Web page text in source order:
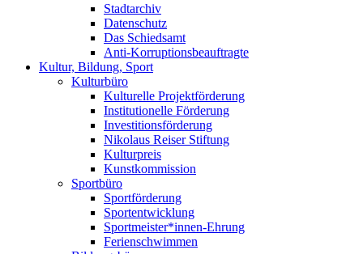
Stadtarchiv
Datenschutz
Das Schiedsamt
Anti-Korruptionsbeauftragte
Kultur, Bildung, Sport
Kulturbüro
Kulturelle Projektförderung
Institutionelle Förderung
Investitionsförderung
Nikolaus Reiser Stiftung
Kulturpreis
Kunstkommission
Sportbüro
Sportförderung
Sportentwicklung
Sportmeister*innen-Ehrung
Ferienschwimmen